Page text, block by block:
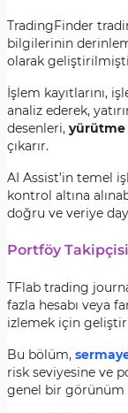
TradingFinder
bilgilerinin
olarak
İşlem kayıtlarını,
analiz ederek,
desenleri, yürütme
çıkarır.
AI Assist’in temel
kontrol altına
doğru ve veriye
Portföy Takipçisi
TFlab trading
fazla hesabı veya
izlemek için
Bu bölüm,
risk seviyesine ve
genel bir görünüm